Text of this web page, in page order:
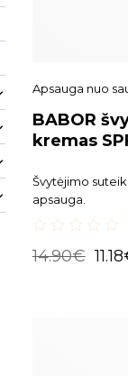
Apsauga nuo
BABOR
kremas
Švytėjimo
apsauga.
out
14.90€ 11.18